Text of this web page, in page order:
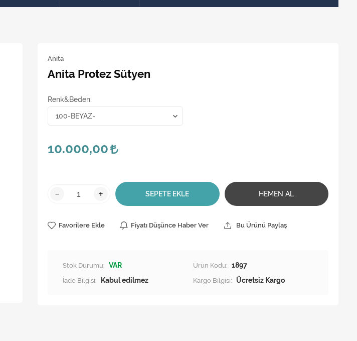
Anita
Anita Protez Sütyen
Renk&Beden
10.000,00
- + SEPETE EKLE HEMEN AL
Favorilere Ekle Fiyatı Düşünce Haber Ver Bu Ürünü Paylaş
Stok Durumu: VAR Ürün Kodu: 1897
İade Bilgisi:
Kargo Bilgisi: Ücretsiz Kargo